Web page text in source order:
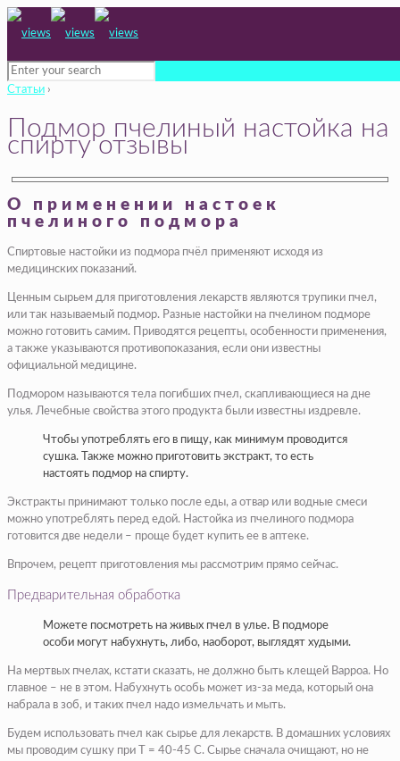
Статьи ›
Подмор пчелиный настойка на
спирту отзывы
О применении настоек
пчелиного подмора
Спиртовые настойки из подмора пчёл применяют исходя из
медицинских показаний.
Ценным сырьем для приготовления лекарств являются трупики пчел,
или так называемый подмор. Разные настойки на пчелином подморе
можно готовить самим. Приводятся рецепты, особенности применения,
а также указываются противопоказания, если они известны
официальной медицине.
Подмором называются тела погибших пчел, скапливающиеся на дне
улья. Лечебные свойства этого продукта были известны издревле.
Чтобы употреблять его в пищу, как минимум проводится
сушка. Также можно приготовить экстракт, то есть
настоять подмор на спирту.
Экстракты принимают только после еды, а отвар или водные смеси
можно употреблять перед едой. Настойка из пчелиного подмора
готовится две недели – проще будет купить ее в аптеке.
Впрочем, рецепт приготовления мы рассмотрим прямо сейчас.
Предварительная обработка
Можете посмотреть на живых пчел в улье. В подморе
особи могут набухнуть, либо, наоборот, выглядят худыми.
На мертвых пчелах, кстати сказать, не должно быть клещей Варроа. Но
главное – не в этом. Набухнуть особь может из-за меда, который она
набрала в зоб, и таких пчел надо измельчать и мыть.
Будем использовать пчел как сырье для лекарств. В домашних условиях
мы проводим сушку при T = 40-45 C. Сырье сначала очищают, но не